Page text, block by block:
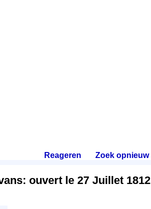
Reageren Zoek opnieuw.
ouvert le 27 Juillet 1812